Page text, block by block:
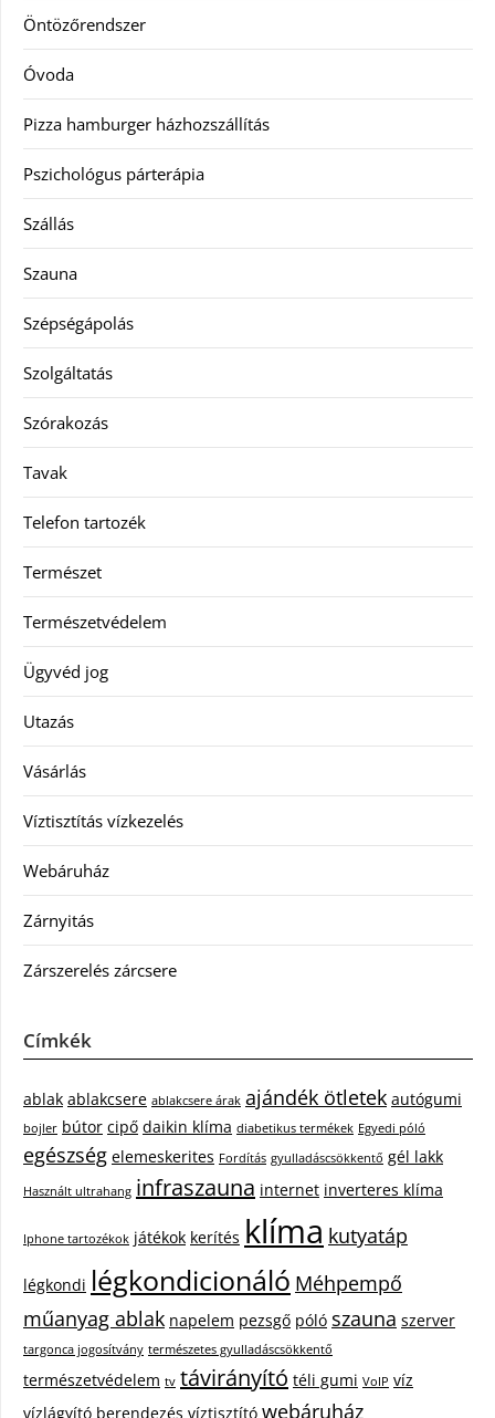
Öntözőrendszer
Óvoda
Pizza hamburger házhozszállítás
Pszichológus párterápia
Szállás
Szauna
Szépségápolás
Szolgáltatás
Szórakozás
Tavak
Telefon tartozék
Természet
Természetvédelem
Ügyvéd jog
Utazás
Vásárlás
Víztisztítás vízkezelés
Webáruház
Zárnyitás
Zárszerelés zárcsere
Címkék
ablak ablakcsere ablakcsere árak ajándék ötletek autógumi
bojler bútor cipő daikin klíma diabetikus termékek Egyedi póló
egészség elemeskerites Fordítás gyulladáscsökkentő gél lakk
Használt ultrahang infraszauna internet inverteres klíma
Iphone tartozékok játékok kerítés klíma kutyatáp
légkondi légkondicionáló Méhpempő
műanyag ablak napelem pezsgő póló szauna szerver
targonca jogosítvány természetes gyulladáscsökkentő
természetvédelem tv távirányító téli gumi VoIP víz
vízlágyító berendezés víztisztító webáruház